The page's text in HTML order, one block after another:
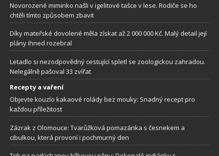
Novorozené miminko našli v igelitové tašce v lese. Rodiče se ho
chtěli tímto způsobem zbavit
Díky mateřské dovolené měla získat až 2 000 000 Kč. Malý detail její
plány ihned rozebral
Letadlo si nezodpovědný cestující spletl se zoologickou zahradou.
Nelegálně pašoval 33 zvířat
Recepty a vaření
Objevte kouzlo kakaové rolády bez mouky: Snadný recept pro
každou příležitost
Zázrak z Olomouce: Tvarůžková pomazánka s česnekem a
cibulkou, která provoní i pochmurný den